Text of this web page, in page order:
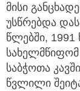
მისი
უსწრებდა
წლებში,
საბჭოთა
წვლილი